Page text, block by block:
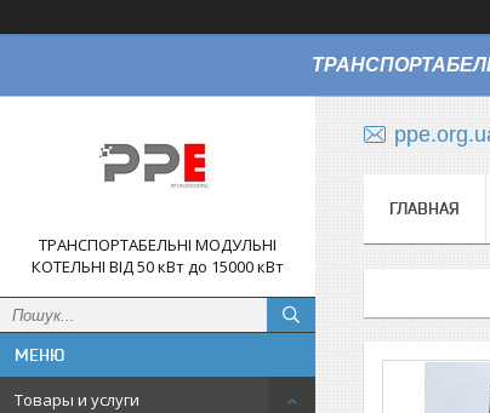
ТРАНСПОРТАБЕЛЬНІ МОДУЛЬНІ
КОТЕЛЬНІ ВІД 50 кВт до 15000 кВт
Товары и услуги
ГЛАВНАЯ